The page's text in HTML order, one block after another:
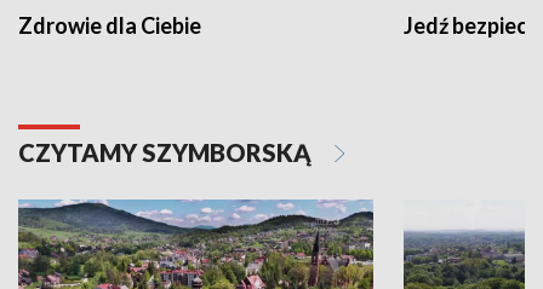
Zdrowie dla Ciebie Jedź
CZYTAMY SZYMBORSKĄ